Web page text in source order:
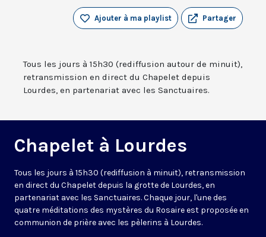
Partager
Ajouter à ma playlist
Tous les jours à 15h30 (rediffusion autour de minuit),
retransmission en direct du Chapelet depuis
Lourdes, en partenariat avec les Sanctuaires.
Chapelet à Lourdes
Tous les jours à 15h30 (rediffusion à minuit), retransmission
en direct du Chapelet depuis la grotte de Lourdes, en
partenariat avec les Sanctuaires. Chaque jour, l'une des
quatre méditations des mystères du Rosaire est proposée en
communion de prière avec les pèlerins à Lourdes.